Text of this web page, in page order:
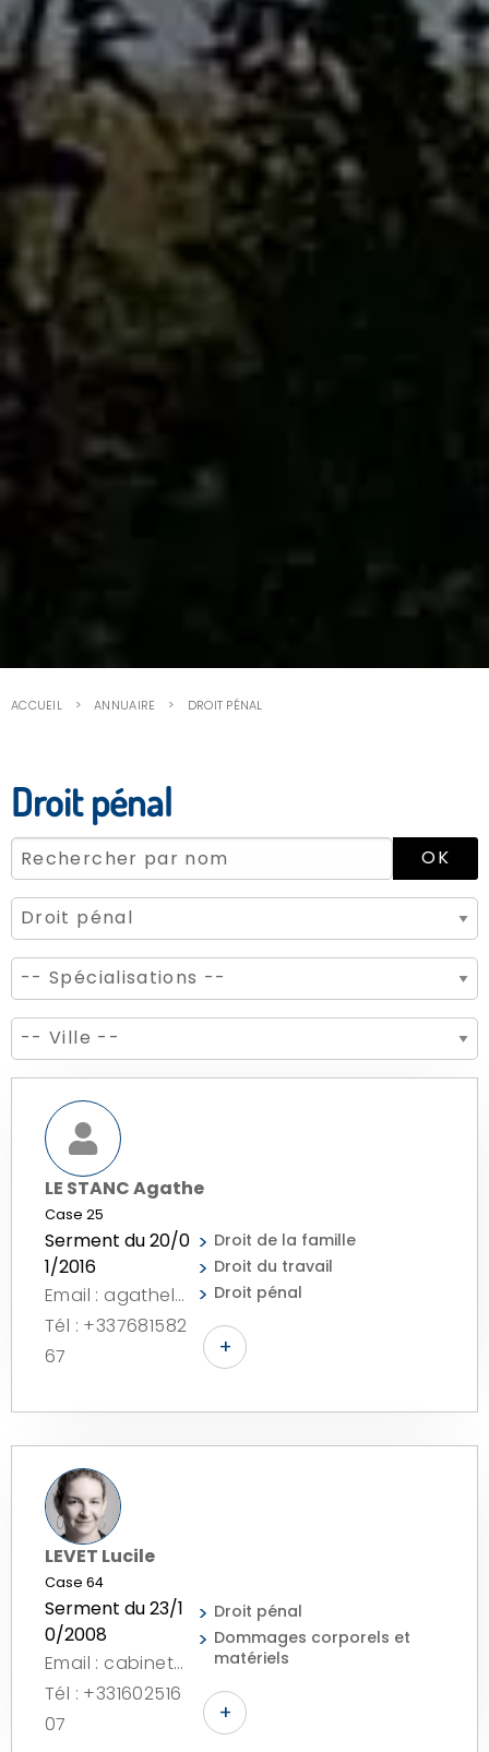
ACCUEIL ANNUAIRE DROIT PÉNAL
Droit pénal
LE STANC Agathe
Case 25
Serment du 20/0
1/2016
Email : agathelestanc.avocat@gmail.com
Tél : +337681582
67
Droit de la famille
Droit du travail
Droit pénal
+
LEVET Lucile
Case 64
Serment du 23/1
0/2008
Email : cabinet@lemys-avocats.fr
Tél : +331602516
07
Droit pénal
Dommages corporels et
matériels
+